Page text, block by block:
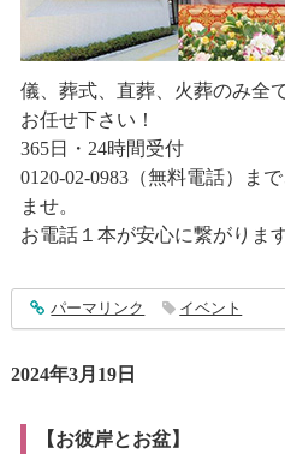
儀、葬式、直葬、火葬のみ全
お任せ下さい！
365日・24時間受付
0120-02-0983（無料電話）ま
ませ。
お電話１本が安心に繋がりま
entry4299
パーマリンク イベント
2024年3月19日
【お彼岸とお盆】